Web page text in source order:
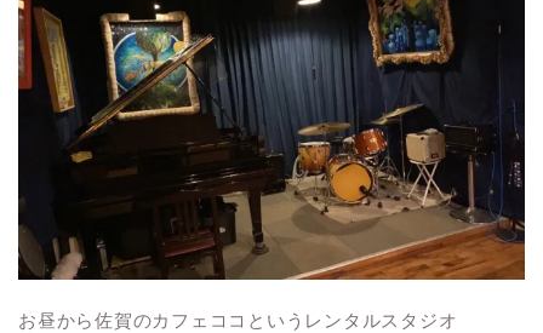
お昼から佐賀のカフェココというレンタルスタジオ